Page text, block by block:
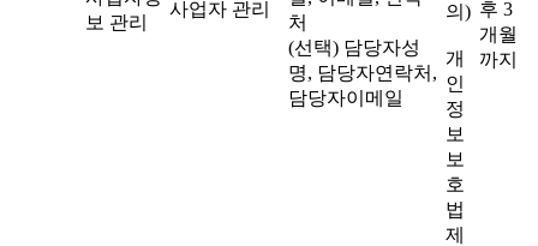
보 관리
사업자 관리
처
(선택) 담당자성
명, 담당자연락처,
담당자이메일
의)
개
인
정
보
보
호
법
제
후 3
개월
까지